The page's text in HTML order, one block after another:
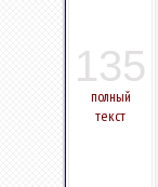
135
полный
текст